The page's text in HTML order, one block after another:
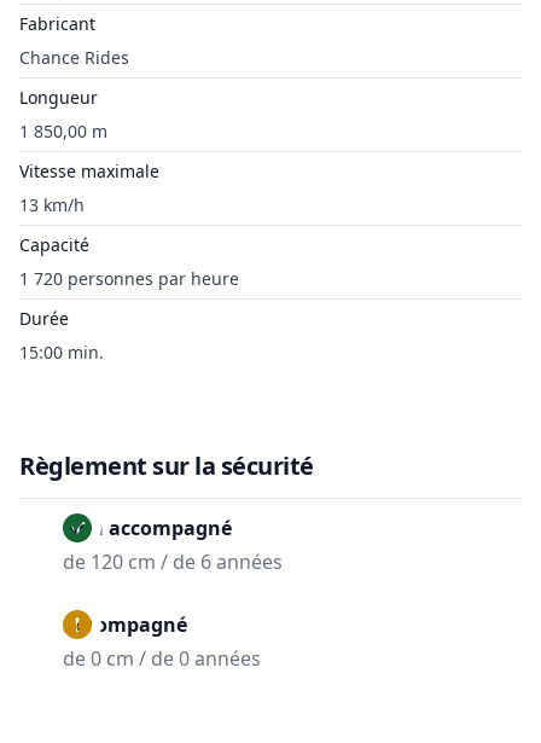
Fabricant
Chance Rides
Longueur
1 850,00 m
Vitesse maximale
13 km/h
Capacité
1 720 personnes par heure
Durée
15:00 min.
Règlement sur la sécurité
Non accompagné
de 120 cm / de 6 années
Accompagné
de 0 cm / de 0 années